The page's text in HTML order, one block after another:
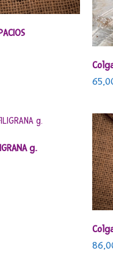
AL CARRITO
AL CARRITO
g.